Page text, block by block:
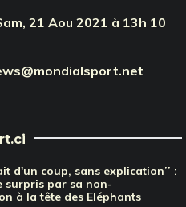
21 Aou 2021 à 13h 10
d'un coup, sans explication’’ :
surpris par sa non-
à la tête des Eléphants